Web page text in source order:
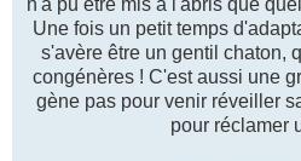
Une fois un petit temps
s'avère être un gentil chaton,
congénères ! C'est aussi une
gène pas pour venir réveiller
pour réclamer